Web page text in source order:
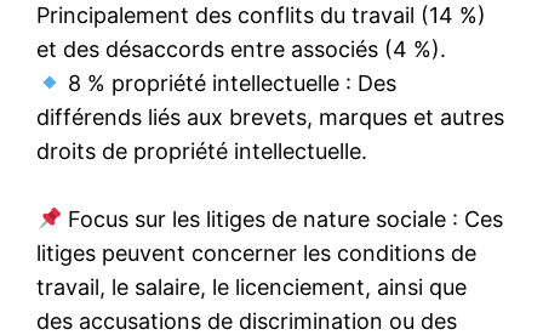
Principalement des conflits du travail (14 %)
et des désaccords entre associés (4 %).
8 % propriété intellectuelle : Des
différends liés aux brevets, marques et autres
droits de propriété intellectuelle.
Focus sur les litiges de nature sociale : Ces
litiges peuvent concerner les conditions de
travail, le salaire, le licenciement, ainsi que
des accusations de discrimination ou des